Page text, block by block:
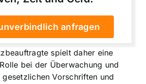
anfragen
spielt daher eine
bei der Überwachung und
Vorschriften und